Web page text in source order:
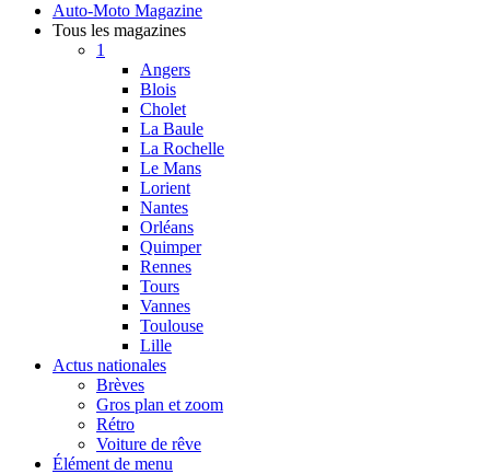
Auto-Moto Magazine
Tous les magazines
1
Angers
Blois
Cholet
La Baule
La Rochelle
Le Mans
Lorient
Nantes
Orléans
Quimper
Rennes
Tours
Vannes
Toulouse
Lille
Actus nationales
Brèves
Gros plan et zoom
Rétro
Voiture de rêve
Élément de menu